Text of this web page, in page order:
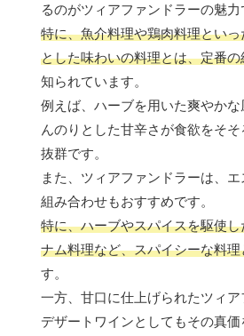
るのがツィアファンドラーの魅力
特に、魚介料理や鶏肉料理とい
とした味わいの料理とは、定番
知られています。
例えば、ハーブを用いた爽やか
んのりとした甘辛さが食欲をそ
抜群です。
また、ツィアファンドラーは、
組み合わせもおすすめです。
特に、ハーブやスパイスを駆使
ナム料理など、スパイシーな料
す。
一方、甘口に仕上げられたツィア
デザートワインとしてもその真価